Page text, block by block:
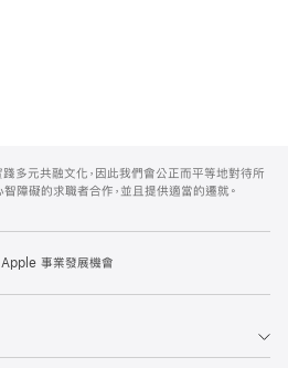
多元共融文化，因此我們會公正而平等地對待所
障礙的求職者合作，並且提供適當的遷就。
Apple 事業發展機會